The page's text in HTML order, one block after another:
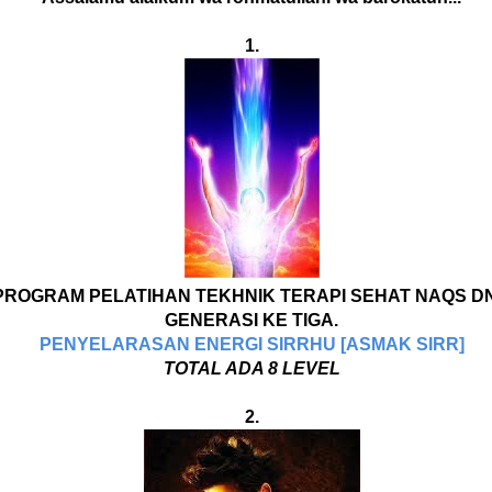
1.
PELATIHAN TEKHNIK TERAPI SEHAT NAQS
GENERASI KE TIGA.
PENYELARASAN ENERGI SIRRHU [ASMAK SIRR]
TOTAL ADA 8 LEVEL
2.